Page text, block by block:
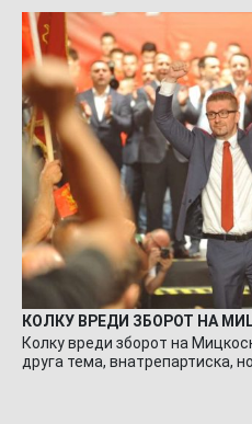
КОЛКУ ВРЕДИ ЗБОРОТ НА
Колку вреди зборот на
друга тема, внатрепартиска,